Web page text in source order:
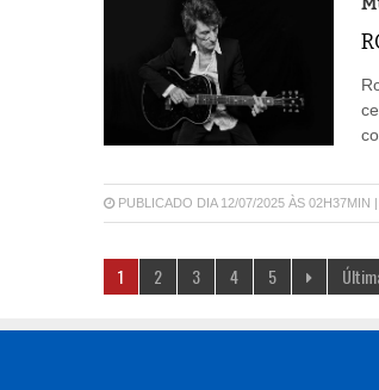
PUBLICADO DIA 12/07/2025 ÀS 02H37MIN
1 2 3 4 5